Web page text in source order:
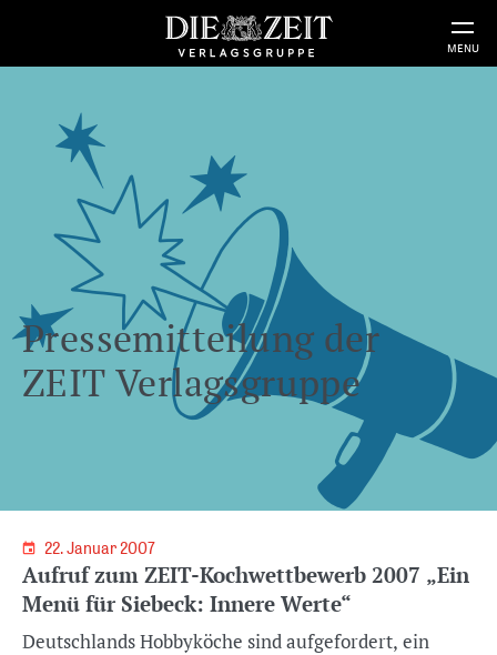
MENU
Pressemitteilung der
ZEIT Verlagsgruppe
22. Januar 2007
Aufruf zum ZEIT-Kochwettbewerb 2007 „Ein
Menü für Siebeck: Innere Werte“
Deutschlands Hobbyköche sind aufgefordert, ein